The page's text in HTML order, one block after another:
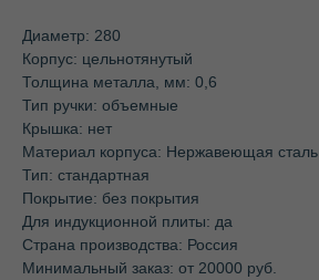
Диаметр: 280
Корпус: цельнотянутый
Толщина металла, мм: 0,6
Тип ручки: объемные
Крышка: нет
Материал корпуса: Нержавеющая сталь
Тип: стандартная
Покрытие: без покрытия
Для индукционной плиты: да
Страна производства: Россия
Минимальный заказ: от 20000 руб.